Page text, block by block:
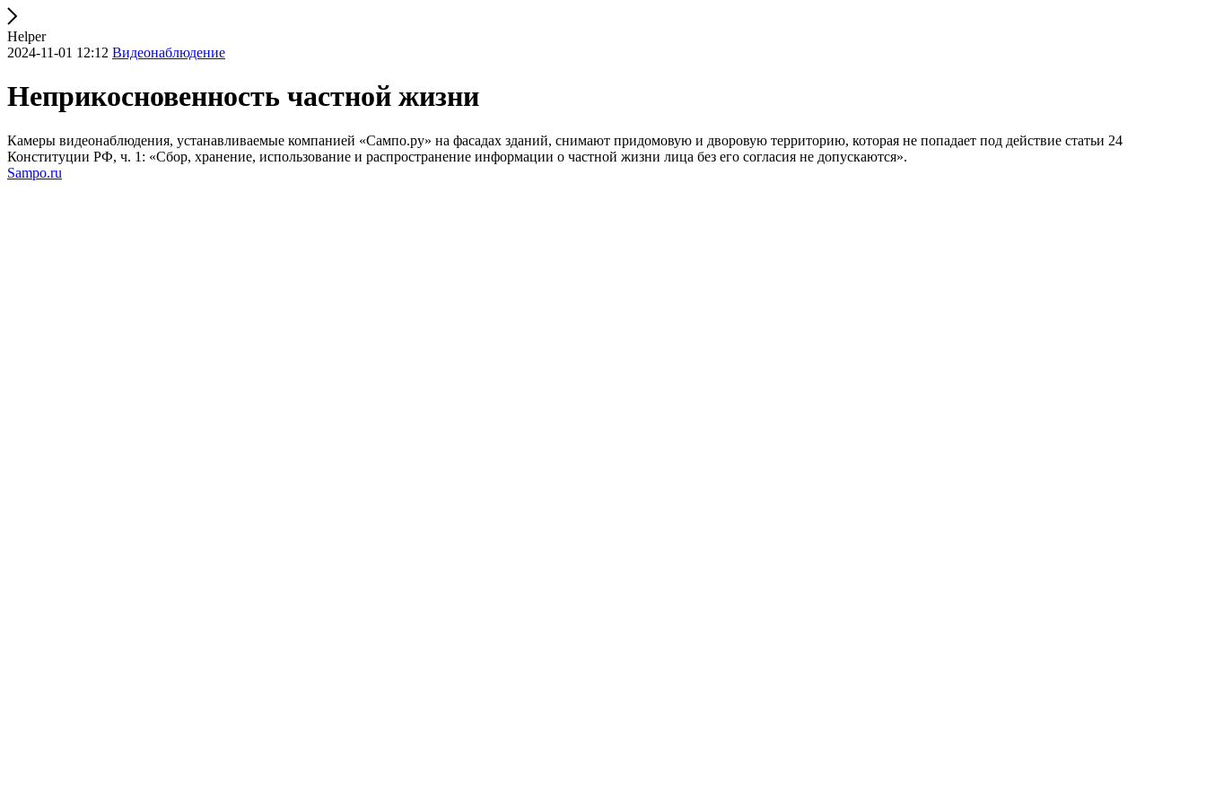
Helper
2024-11-01 12:12 Видеонаблюдение
Неприкосновенность частной жизни
Камеры видеонаблюдения, устанавливаемые компанией «Сампо.ру» на фасадах зданий, снимают придомовую и дворовую территорию, которая не попадает под действие статьи 24
Конституции РФ, ч. 1: «Сбор, хранение, использование и распространение информации о частной жизни лица без его согласия не допускаются».
Sampo.ru